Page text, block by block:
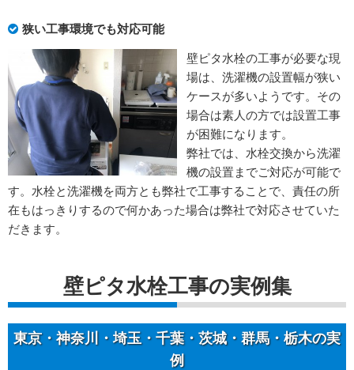
狭い工事環境でも対応可能
壁ピタ水栓の工事が必要な現
場は、洗濯機の設置幅が狭い
ケースが多いようです。その
場合は素人の方では設置工事
が困難になります。
弊社では、水栓交換から洗濯
機の設置までご対応が可能で
す。水栓と洗濯機を両方とも弊社で工事することで、責任の所
在もはっきりするので何かあった場合は弊社で対応させていた
だきます。
壁ピタ水栓工事の実例集
東京・神奈川・埼玉・千葉・茨城・群馬・栃木の実
例